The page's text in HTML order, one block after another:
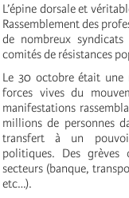
L’épine dorsale et
Rassemblement des
de nombreux syndicats
comités de résistances
Le 30 octobre était une
forces vives du
manifestations
millions de personnes
transfert à un
politiques. Des grèves
secteurs (banque,
etc…).